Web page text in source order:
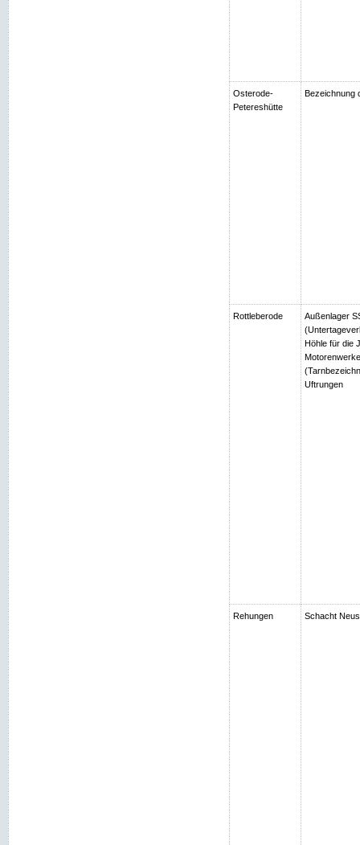
Osterode-
Petereshütte
Bezeichnung
Rottleberode
Außenlager
Höhle für die
Uftrungen
Rehungen Schacht